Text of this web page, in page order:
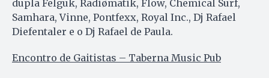
dupla Felguk, Radiømatik, Flow, Chemical Surf,
Samhara, Vinne, Pontfexx, Royal Inc., Dj Rafael
Diefentaler e o Dj Rafael de Paula.
Encontro de Gaitistas – Taberna Music Pub